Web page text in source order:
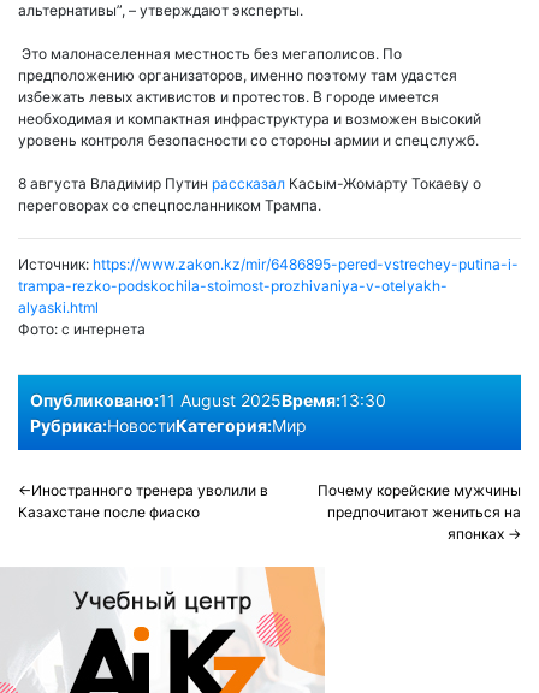
альтернативы”, – утверждают эксперты.
Это малонаселенная местность без мегаполисов. По
предположению организаторов, именно поэтому там удастся
избежать левых активистов и протестов. В городе имеется
необходимая и компактная инфраструктура и возможен высокий
уровень контроля безопасности со стороны армии и спецслужб.
8 августа Владимир Путин рассказал Касым-Жомарту Токаеву о
переговорах со спецпосланником Трампа.
Источник: https://www.zakon.kz/mir/6486895-pered-vstrechey-putina-i-
trampa-rezko-podskochila-stoimost-prozhivaniya-v-otelyakh-
alyaski.html
Фото: с интернета
Опубликовано:11 August 2025Время:13:30
Рубрика:НовостиКатегория:Мир
Post
navigation
Иностранного тренера уволили в
Казахстане после фиаско
Почему корейские мужчины
предпочитают жениться на
японках